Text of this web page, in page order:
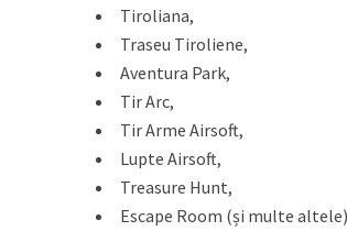
Tiroliana,
Traseu Tiroliene,
Aventura Park,
Tir Arc,
Tir Arme Airsoft,
Lupte Airsoft,
Treasure Hunt,
Escape Room (și multe altele)